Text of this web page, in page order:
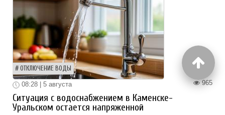
ОТКЛЮЧЕНИЕ ВОДЫ
965
08:28 | 5 августа
Ситуация с водоснабжением в Каменске-
Уральском остается напряженной